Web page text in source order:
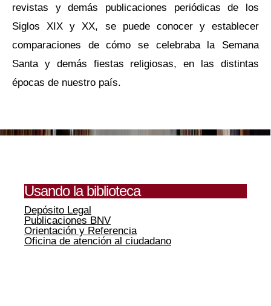
revistas y demás publicaciones periódicas de los
Siglos XIX y XX, se puede conocer y establecer
comparaciones de cómo se celebraba la Semana
Santa y demás fiestas religiosas, en las distintas
épocas de nuestro país.
Usando la biblioteca
Depósito Legal
Publicaciones BNV
Orientación y Referencia
Oficina de atención al ciudadano